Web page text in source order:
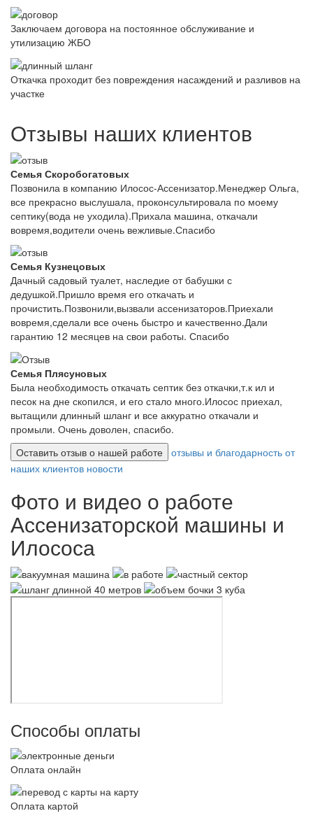
Заключаем договора на постоянное обслуживание и
утилизацию ЖБО
Откачка проходит без повреждения насаждений и разливов на
участке
Отзывы наших клиентов
Семья Скоробогатовых
Позвонила в компанию Илосос-Ассенизатор.Менеджер Ольга,
все прекрасно выслушала, проконсультировала по моему
септику(вода не уходила).Прихала машина, откачали
вовремя,водители очень вежливые.Спасибо
Семья Кузнецовых
Дачный садовый туалет, наследие от бабушки с
дедушкой.Пришло время его откачать и
прочистить.Позвонили,вызвали ассенизаторов.Приехали
вовремя,сделали все очень быстро и качественно.Дали
гарантию 12 месяцев на свои работы. Спасибо
Семья Плясуновых
Была необходимость откачать септик без откачки,т.к ил и
песок на дне скопился, и его стало много.Илосос приехал,
вытащили длинный шланг и все аккуратно откачали и
промыли. Очень доволен, спасибо.
Оставить отзыв о нашей работе
отзывы и благодарность от
наших клиентов новости
Фото и видео о работе
Ассенизаторской машины и
Илососа
Способы оплаты
Оплата онлайн
Оплата картой